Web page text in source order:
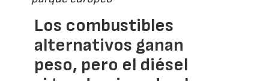
Los combustibles
alternativos ganan
peso, pero el diésel